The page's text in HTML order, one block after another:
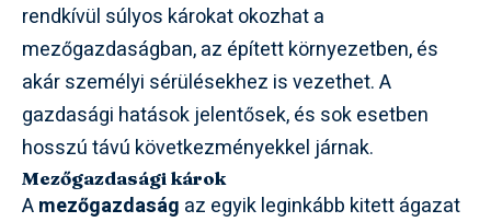
rendkívül súlyos károkat okozhat a
mezőgazdaságban, az épített környezetben, és
akár személyi sérülésekhez is vezethet. A
gazdasági hatások jelentősek, és sok esetben
hosszú távú következményekkel járnak.
Mezőgazdasági károk
Amezőgazdaság az egyik leginkább kitett ágazat